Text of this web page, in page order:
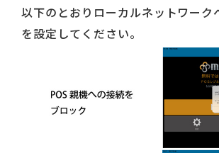
以下のとおりローカルネットワーク
を設定してください。